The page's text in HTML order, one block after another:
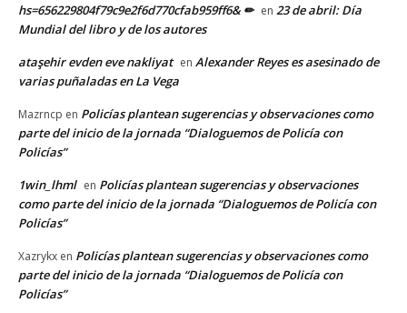
hs=656229804f79c9e2f6d770cfab959ff6& ✏ en 23 de abril: Día
Mundial del libro y de los autores
ataşehir evden eve nakliyat en Alexander Reyes es asesinado de
varias puñaladas en La Vega
Mazrncp en Policías plantean sugerencias y observaciones como
parte del inicio de la jornada “Dialoguemos de Policía con
Policías”
1win_lhml en Policías plantean sugerencias y observaciones
como parte del inicio de la jornada “Dialoguemos de Policía con
Policías”
Xazrykx en Policías plantean sugerencias y observaciones como
parte del inicio de la jornada “Dialoguemos de Policía con
Policías”